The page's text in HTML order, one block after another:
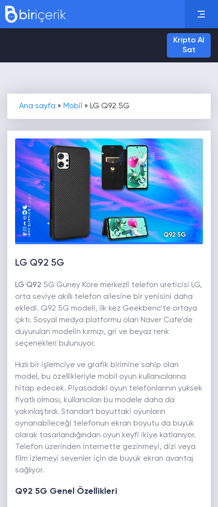
Kripto Al
Sat
Ana sayfa » Mobil » LG Q92 5G
LG Q92 5G
LG Q92 5G Güney Kore merkezli telefon üreticisi LG,
orta seviye akıllı telefon ailesine bir yenisini daha
ekledi. Q92 5G modeli, ilk kez Geekbenc’te ortaya
çıktı. Sosyal medya platformu olan Naver Cafe’de
duyurulan modelin kırmızı, gri ve beyaz renk
seçenekleri bulunuyor.
Hızlı bir işlemciye ve grafik birimine sahip olan
model, bu özellikleriyle mobil oyun kullanıcılarına
hitap edecek. Piyasadaki oyun telefonlarının yüksek
fiyatlı olması, kullanıcıları bu modele daha da
yakınlaştırdı. Standart boyuttaki oyunların
oynanabileceği telefonun ekran boyutu da büyük
olarak tasarlandığından oyun keyfi ikiye katlanıyor.
Telefon üzerinden internette gezinmeyi, dizi veya
film izlemeyi sevenler için de büyük ekran avantaj
sağlıyor.
Q92 5G Genel Özellikleri